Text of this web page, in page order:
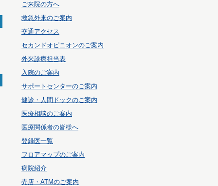
ご来院の方へ
救急外来のご案内
交通アクセス
セカンドオピニオンのご案内
外来診療担当表
入院のご案内
サポートセンターのご案内
健診・人間ドックのご案内
医療相談のご案内
医療関係者の皆様へ
登録医一覧
フロアマップのご案内
病院紹介
売店・ATMのご案内